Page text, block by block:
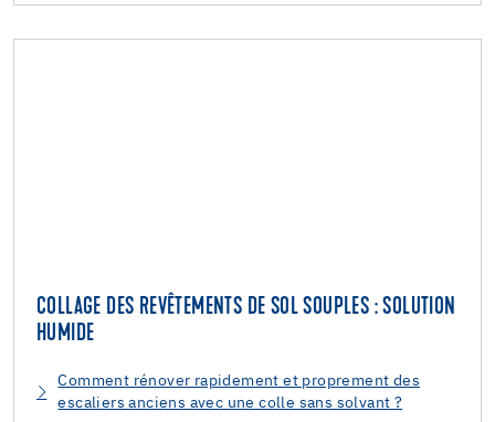
COLLAGE DES REVÊTEMENTS DE SOL SOUPLES : SOLUTION
HUMIDE
Comment rénover rapidement et proprement des
escaliers anciens avec une colle sans solvant ?